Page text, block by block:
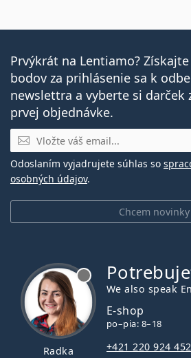
Prvýkrát na Lentiamo?
bodov za prihlásenie sa k
newslettra a vyberte si darček
prvej objednávke.
E-mail
Chcem novinky
Odoslaním vyjadrujete súhlas so
osobných údajov.
Radka
We also speak
E-shop
po–pia: 8–18
+421 220 924